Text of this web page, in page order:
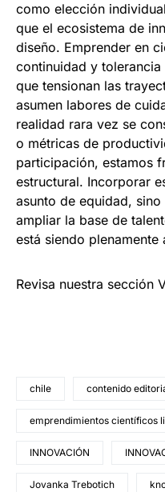
como elección
que el ecosistema de
diseño. Emprender en
continuidad y
que tensionan las
asumen labores de
realidad rara vez se
o métricas de
participación, estamos
estructural. Incorporar
asunto de equidad,
ampliar la base de
está siendo plenamente
Revisa nuestra sección
chile contenido
emprendimientos científicos
INNOVACIÓN
Jovanka Trebotich